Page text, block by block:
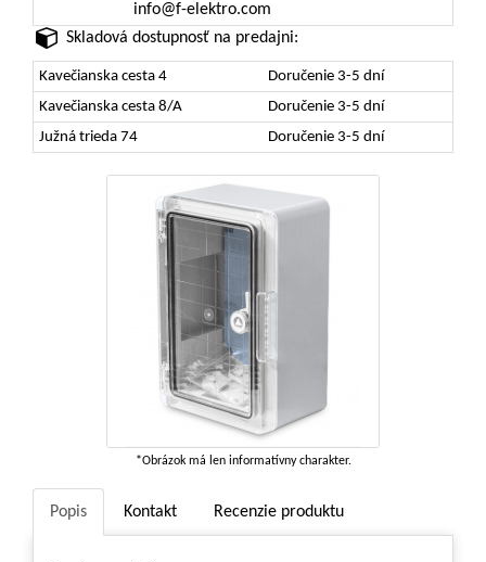
info@f-elektro.com
Skladová dostupnosť na predajni:
Kavečianska cesta 4
Doručenie 3-5 dní
Kavečianska cesta 8/A
Doručenie 3-5 dní
Južná trieda 74
Doručenie 3-5 dní
*Obrázok má len informatívny charakter.
Popis Kontakt Recenzie produktu